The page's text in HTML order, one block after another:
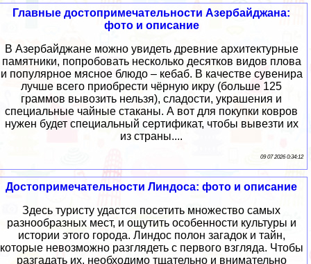
Главные достопримечательности Азербайджана:
фото и описание
В Азербайджане можно увидеть древние архитектурные
памятники, попробовать несколько десятков видов плова
и популярное мясное блюдо – кебаб. В качестве сувенира
лучше всего приобрести чёрную икру (больше 125
граммов вывозить нельзя), сладости, украшения и
специальные чайные стаканы. А вот для покупки ковров
нужен будет специальный сертификат, чтобы вывезти их
из страны....
09 07 2026 0:34:12
Достопримечательности Линдоса: фото и описание
Здесь туристу удастся посетить множество самых
разнообразных мест, и ощутить особенности культуры и
истории этого города. Линдос полон загадок и тайн,
которые невозможно разглядеть с первого взгляда. Чтобы
разгадать их, необходимо тщательно и внимательно